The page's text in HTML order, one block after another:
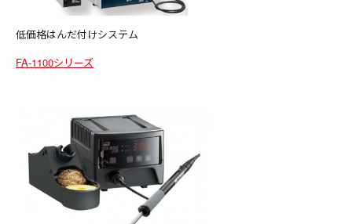
低価格はんだ付けシステム
FA-1100シリーズ